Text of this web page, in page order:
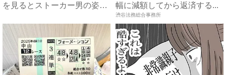
を見るとストーカー男の姿が
幅に減額してから返済する...
渋谷法務総合事務所